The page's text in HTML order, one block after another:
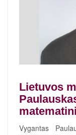
Lietuvos
Vygantas